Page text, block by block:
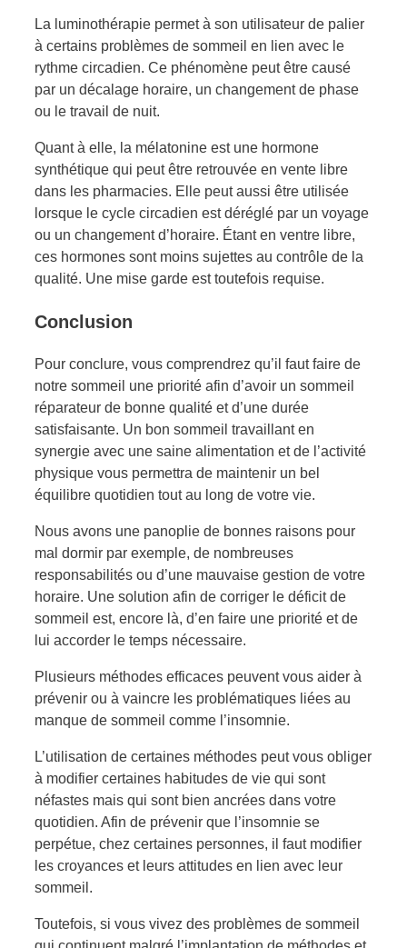
La luminothérapie permet à son utilisateur de palier
à certains problèmes de sommeil en lien avec le
rythme circadien. Ce phénomène peut être causé
par un décalage horaire, un changement de phase
ou le travail de nuit.
Quant à elle, la mélatonine est une hormone
synthétique qui peut être retrouvée en vente libre
dans les pharmacies. Elle peut aussi être utilisée
lorsque le cycle circadien est déréglé par un voyage
ou un changement d’horaire. Étant en ventre libre,
ces hormones sont moins sujettes au contrôle de la
qualité. Une mise garde est toutefois requise.
Conclusion
Pour conclure, vous comprendrez qu’il faut faire de
notre sommeil une priorité afin d’avoir un sommeil
réparateur de bonne qualité et d’une durée
satisfaisante. Un bon sommeil travaillant en
synergie avec une saine alimentation et de l’activité
physique vous permettra de maintenir un bel
équilibre quotidien tout au long de votre vie.
Nous avons une panoplie de bonnes raisons pour
mal dormir par exemple, de nombreuses
responsabilités ou d’une mauvaise gestion de votre
horaire. Une solution afin de corriger le déficit de
sommeil est, encore là, d’en faire une priorité et de
lui accorder le temps nécessaire.
Plusieurs méthodes efficaces peuvent vous aider à
prévenir ou à vaincre les problématiques liées au
manque de sommeil comme l’insomnie.
L’utilisation de certaines méthodes peut vous obliger
à modifier certaines habitudes de vie qui sont
néfastes mais qui sont bien ancrées dans votre
quotidien. Afin de prévenir que l’insomnie se
perpétue, chez certaines personnes, il faut modifier
les croyances et leurs attitudes en lien avec leur
sommeil.
Toutefois, si vous vivez des problèmes de sommeil